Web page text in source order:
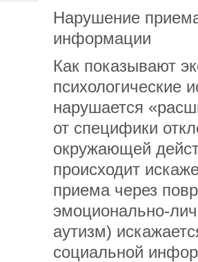
Нарушение
информации
Как показывают
психологические
нарушается
от специфики
окружающей
происходит
приема через
эмоционально-
аутизм)
социальной